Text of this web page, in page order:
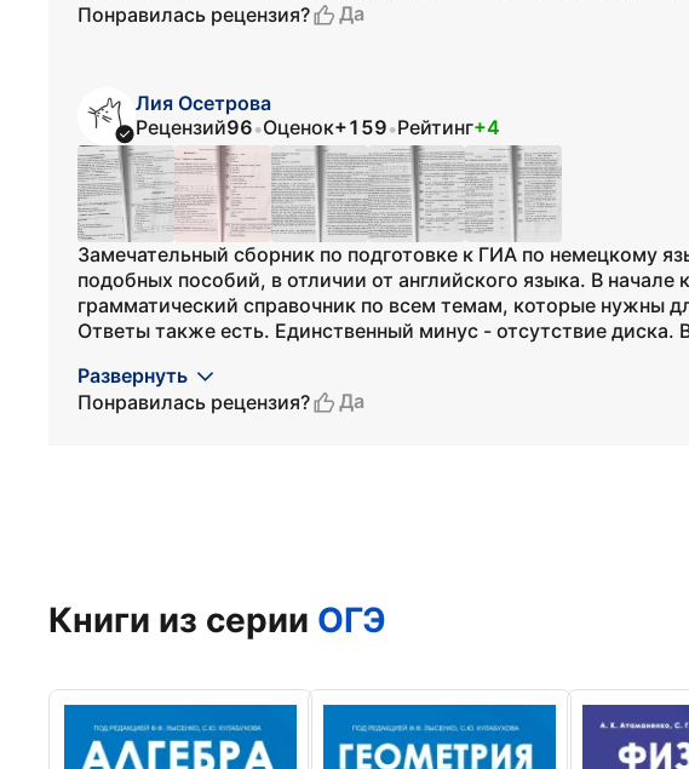
Понравилась рецензия?
Да
Лия Осетрова
Рецензий96•Оценок+159•Рейтинг+4
Замечательный сборник по подготовке к ГИА по немецкому
подобных пособий, в отличии от английского языка. В начале
грамматический справочник по всем темам, которые нужны
Ответы также есть. Единственный минус - отсутствие диска.
Развернуть
Понравилась рецензия?
Да
Книги из серии ОГЭ